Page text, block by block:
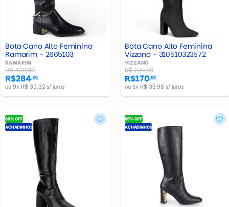
Bota Cano Alto Feminina
Ramarim - 2665103
RAMARIM
R$ 409,90
R$284,91
ou 9x R$ 33,32 s/ juros
Bota Cano Alto Feminina
Vizzano - 310510323572
VIZZANO
R$ 279,90
R$170,91
ou 5x R$ 35,98 s/ juros
68% OFF
ACHADINHOS
85% OFF
ACHADINHOS